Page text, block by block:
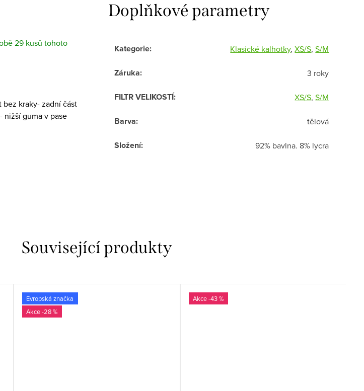
29 kusů tohoto
kraky- zadní část
nižší guma v pase
Doplňkové parametry
Kategorie: Klasické kalhotky,XS/S,S/M
Záruka: 3 roky
FILTR VELIKOSTÍ: XS/S,S/M
Barva: tělová
Složení: 92% bavlna. 8% lycra
Související produkty
Evropská značka
-28 %
-43 %